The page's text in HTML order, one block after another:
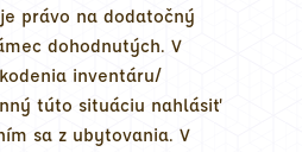
právo na dodatočný
dohodnutých. V
inventáru/
túto situáciu nahlásiť
sa z ubytovania. V